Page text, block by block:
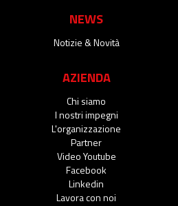
NEWS
Notizie & Novità
AZIENDA
Chi siamo
I nostri impegni
L'organizzazione
Partner
Video Youtube
Facebook
Linkedin
Lavora con noi